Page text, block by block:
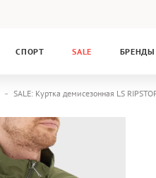
СПОРТ SALE БРЕНДЫ
SALE: Куртка демисезонная LS